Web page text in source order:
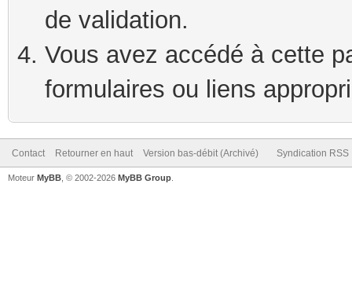
de validation.
Vous avez accédé à cette
formulaires ou liens
Contact Retourner en haut Version bas-débit (Archivé) Syndication RSS
Moteur MyBB , © 2002-2026 MyBB Group